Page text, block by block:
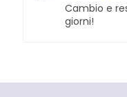
Cambio e
giorni!